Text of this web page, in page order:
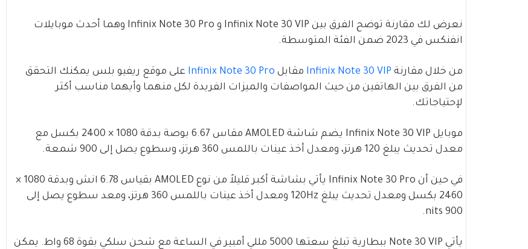
نعرض لك مقارنة توضح الفرق بين Infinix Note 30 VIP و Infinix Note 30 Pro وهما أحدث موبايلات
انفنكس في 2023 ضمن الفئة المتوسطة.
من خلال مقارنة Infinix Note 30 VIP مقابل Infinix Note 30 Pro على موقع ريفيو بلس يمكنك التحقق
من الفرق بين الهاتفين من حيث المواصفات والميزات الفريدة لكل منهما وأيهما مناسب أكثر
لإحتياجاتك.
موبايل Infinix Note 30 VIP يضم شاشة AMOLED مقاس 6.67 بوصة بدقة 1080 × 2400 بكسل مع
معدل تحديث يبلغ 120 هرتز، ومعدل أخذ عينات باللمس 360 هرتز، وسطوع يصل إلى 900 شمعة.
في حين أن Infinix Note 30 Pro يأتي بشاشة أكبر قليلاً من نوع AMOLED بقياس 6.78 انش وبدقة 1080 ×
2460 بكسل ومعدل تحديث يبلغ 120Hz ومعدل أخذ عينات باللمس 360 هرتز، ومعد سطوع يصل إلى
900 nits.
يأتي Note 30 VIP ببطارية تبلغ سعتها 5000 مللي أمبير في الساعة مع شحن سلكي بقوة 68 واط. يمكن